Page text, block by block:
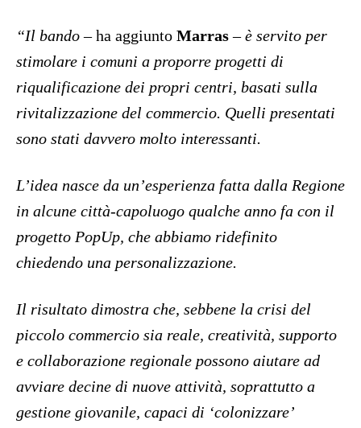
“Il bando– ha aggiunto Marras – è servito per
stimolare i comuni a proporre progetti di
riqualificazione dei propri centri, basati sulla
rivitalizzazione del commercio. Quelli presentati
sono stati davvero molto interessanti.
L’idea nasce da un’esperienza fatta dalla Regione
in alcune città-capoluogo qualche anno fa con il
progetto PopUp, che abbiamo ridefinito
chiedendo una personalizzazione.
Il risultato dimostra che, sebbene la crisi del
piccolo commercio sia reale, creatività, supporto
e collaborazione regionale possono aiutare ad
avviare decine di nuove attività, soprattutto a
gestione giovanile, capaci di ‘colonizzare’